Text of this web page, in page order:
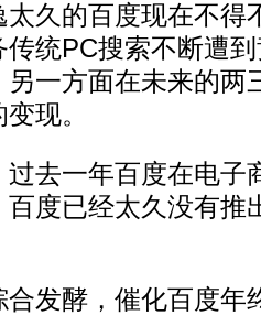
的百度现在不得
统PC搜索不断遭
一方面在未来的两
现。
一年百度在电子
百度已经太久没有推
酵，催化百度年